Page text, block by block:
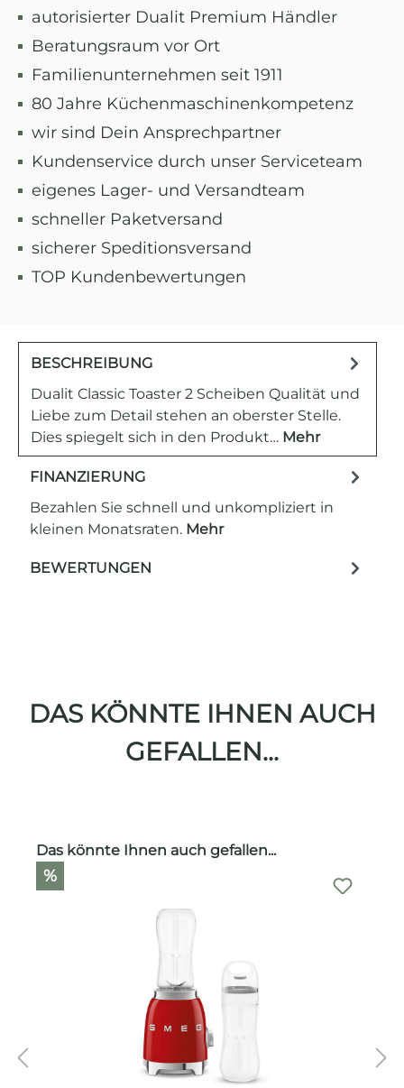
autorisierter Dualit Premium Händler
Beratungsraum vor Ort
Familienunternehmen seit 1911
80 Jahre Küchenmaschinenkompetenz
wir sind Dein Ansprechpartner
Kundenservice durch unser Serviceteam
eigenes Lager- und Versandteam
schneller Paketversand
sicherer Speditionsversand
TOP Kundenbewertungen
BESCHREIBUNG
Dualit Classic Toaster 2 Scheiben Qualität und
Liebe zum Detail stehen an oberster Stelle.
Dies spiegelt sich in den Produkt… Mehr
FINANZIERUNG
Bezahlen Sie schnell und unkompliziert in
kleinen Monatsraten. Mehr
BEWERTUNGEN
DAS KÖNNTE IHNEN AUCH
GEFALLEN...
Produktgalerie überspringen
Das könnte Ihnen auch gefallen...
%